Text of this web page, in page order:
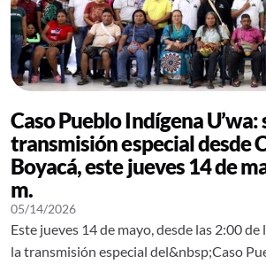
Caso Pueblo Indígena U’wa:
transmisión especial desde
Boyacá, este jueves 14 de
m.
05/14/2026
Este jueves 14 de mayo, desde las 2:00 de
la transmisión especial del&nbsp;Caso